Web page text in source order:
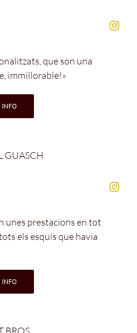
que son una
immillorable!»
INFO
unes prestacions en tot
els esquís que havia
INFO